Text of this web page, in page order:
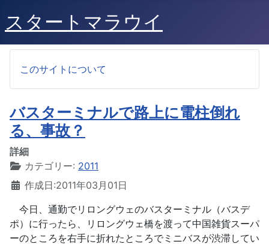
スタートマラウイ
このサイトについて
バスターミナルで路上に電柱倒れ
る、事故？
詳細
カテゴリー: 2011
作成日:2011年03月01日
今日、通勤でリロングウェのバスターミナル（バスデ
ポ）に行ったら、リロングウェ橋を渡って中国雑貨スーパ
ーのところを右手に折れたところでミニバスが渋滞してい